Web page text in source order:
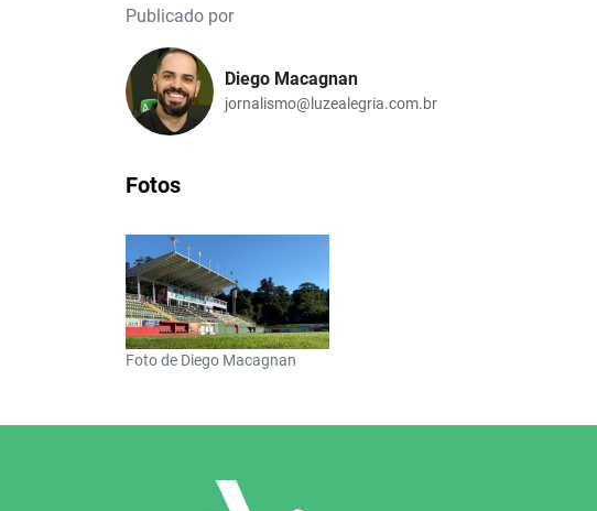
Publicado por
Diego Macagnan
jornalismo@luzealegria.com.br
Fotos
Foto de Diego Macagnan